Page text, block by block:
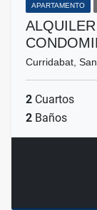
APARTAMENTO
Curridabat,
2 Cuartos
2 Baños